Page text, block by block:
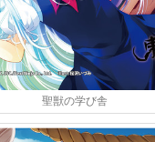
聖獣の学び舎